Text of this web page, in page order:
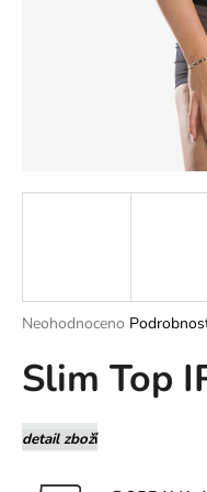
Průměrné
produktu
je
z
5
Neohodnoceno
Slim Top
detail zboží
o
p
o
r